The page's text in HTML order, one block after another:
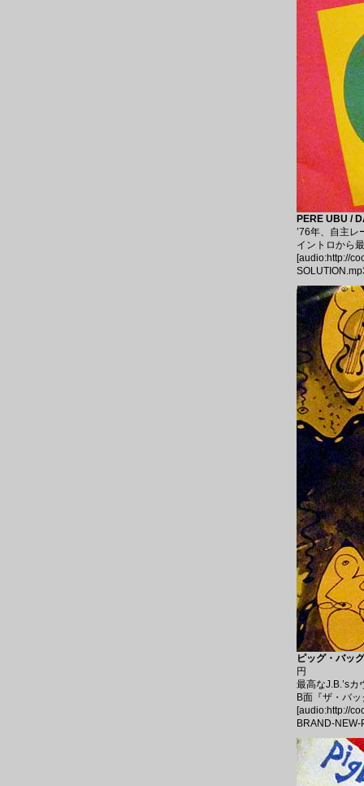
PERE UBU /
’76年、自主レ
イントロから
[audio:http://
ピッグ・バッ
円
最高なJ.B.’s
B面『ザ・バ
[audio:http://
BRAND-NEW-